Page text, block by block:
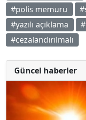
#polis memuru
#yazılı açıklama
#cezalandırılmalı
Güncel haberler